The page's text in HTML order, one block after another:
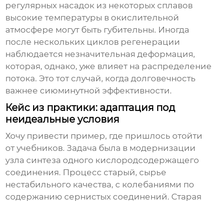
регулярных насадок из некоторых сплавов
высокие температуры в окислительной
атмосфере могут быть губительны. Иногда
после нескольких циклов регенерации
наблюдается незначительная деформация,
которая, однако, уже влияет на распределение
потока. Это тот случай, когда долговечность
важнее сиюминутной эффективности.
Кейс из практики: адаптация под
неидеальные условия
Хочу привести пример, где пришлось отойти
от учебников. Задача была в модернизации
узла синтеза одного кислородсодержащего
соединения. Процесс старый, сырье
нестабильного качества, с колебаниями по
содержанию сернистых соединений. Старая